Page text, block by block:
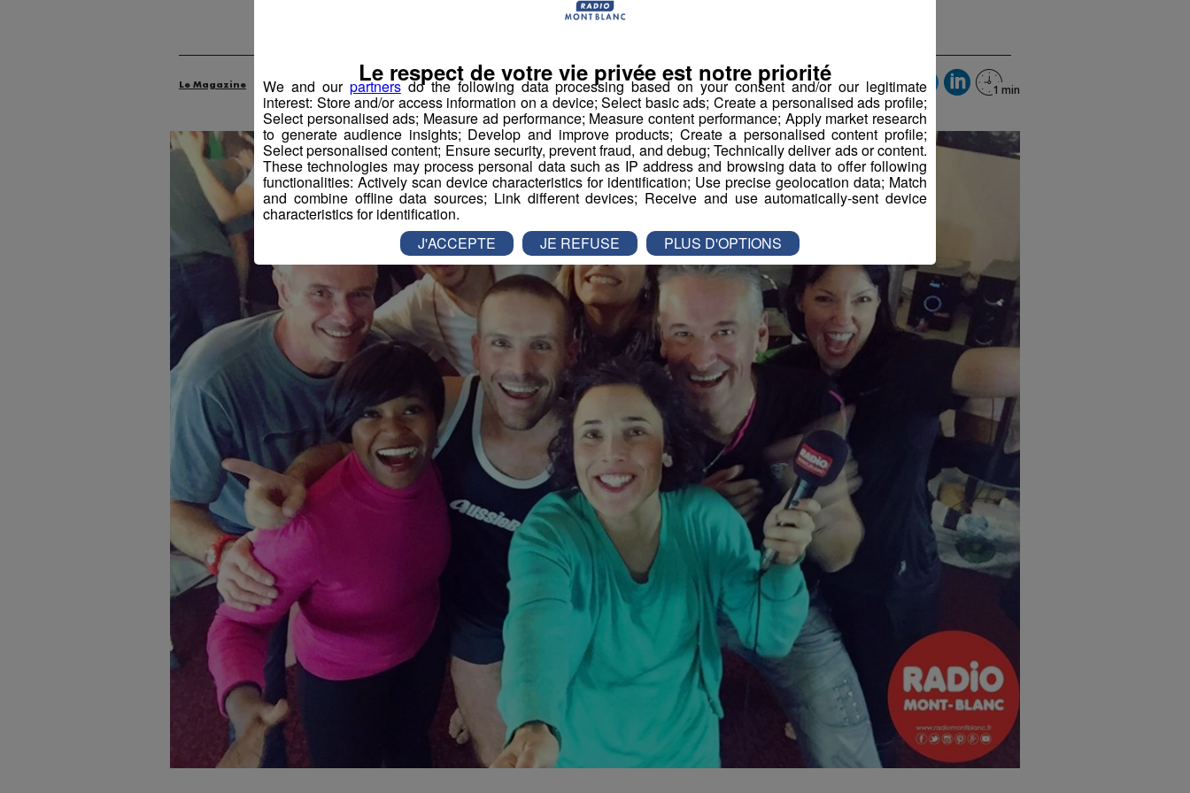
Le Magazine Radio Mont Blanc Animation La Matinale des Super Lève-Tôt
We and our partnersdo the following data processing based on your consent and/or our legitimate
interest: Store and/or access information on a device; Select basic ads; Create a personalised ads profile;
Select personalised ads; Measure ad performance; Measure content performance; Apply market research
to generate audience insights; Develop and improve products; Create a personalised content profile;
Select personalised content; Ensure security, prevent fraud, and debug; Technically deliver ads or content.
These technologies may process personal data such as IP address and browsing data to offer following
functionalities: Actively scan device characteristics for identification; Use precise geolocation data; Match
and combine offline data sources; Link different devices; Receive and use automatically-sent device
characteristics for identification.
Le respect de votre vie privée est notre priorité
J'ACCEPTE JE REFUSE PLUS D'OPTIONS